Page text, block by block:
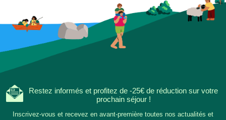
Restez informés et profitez de -25€ de réduction sur votre
prochain séjour !
Inscrivez-vous et recevez en avant-première toutes nos actualités et